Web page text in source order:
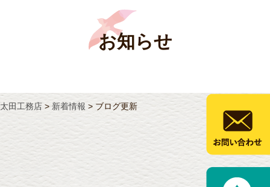
お知らせ
太田工務店 >新着情報 > ブログ更新